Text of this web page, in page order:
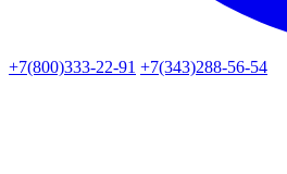
+7(800)333-22-91 +7(343)288-56-54